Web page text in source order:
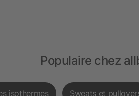
Populaire chez
isothermes Sweats et